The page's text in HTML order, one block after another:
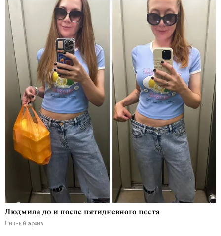
Людмила до и после пятидневного поста
Личный архив